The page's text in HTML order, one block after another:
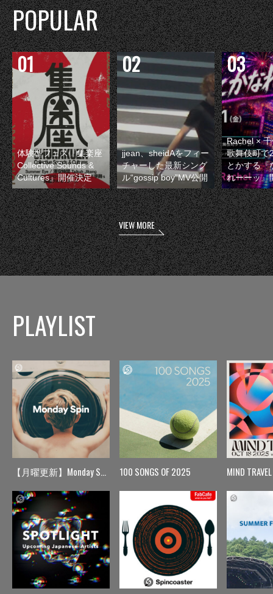
POPULAR
体験型フェス『集楽座
Collective Sounds &
Cultures』開催決定
jjean、sheidAをフィー
チャーした最新シング
ル“gossip boy”MV公開
Rachel ×
歌舞伎町で
とかする『
れーーッ』
VIEW MORE
PLAYLIST
【月曜更新】Monday Spin 100 SONGS OF 2025 MIND TRAVEL